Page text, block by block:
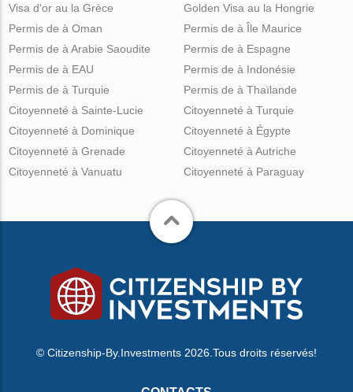
Visa d'or au la Grèce
Golden Visa au la Hongrie
Permis de à Oman
Permis de à Arabie Saoudite
Permis de à EAU
Permis de à Turquie
Permis de à Île Maurice
Permis de à Espagne
Permis de à Indonésie
Permis de à Thaïlande
Citoyenneté à Sainte-Lucie
Citoyenneté à Dominique
Citoyenneté à Grenade
Citoyenneté à Vanuatu
Citoyenneté à Turquie
Citoyenneté à Égypte
Citoyenneté à Autriche
Citoyenneté à Paraguay
© Citizenship-By.Investments 2026.Tous droits réservés!